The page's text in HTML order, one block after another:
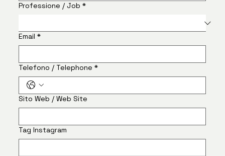
Professione / Job *
Email *
Telefono / Telephone *
Sito Web / Web Site
Tag Instagram